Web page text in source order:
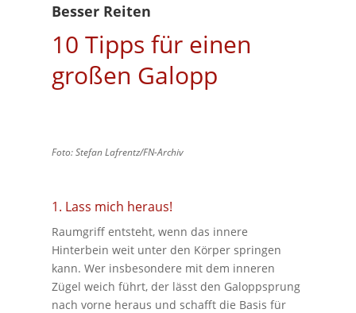
Besser Reiten
10 Tipps für einen
großen Galopp
Foto: Stefan Lafrentz/FN-Archiv
1. Lass mich heraus!
Raumgriff entsteht, wenn das innere
Hinterbein weit unter den Körper springen
kann. Wer insbesondere mit dem inneren
Zügel weich führt, der lässt den Galoppsprung
nach vorne heraus und schafft die Basis für